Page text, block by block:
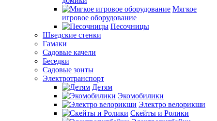
Мягкое
игровое оборудование
Песочницы
Шведские стенки
Гамаки
Садовые качели
Беседки
Садовые зонты
Электротранспорт
Детям
Экомобилики
Электро велорикши
Скейты и Ролики